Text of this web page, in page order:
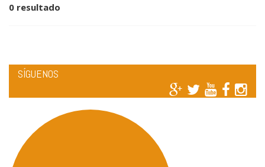
0 resultado
SÍGUENOS